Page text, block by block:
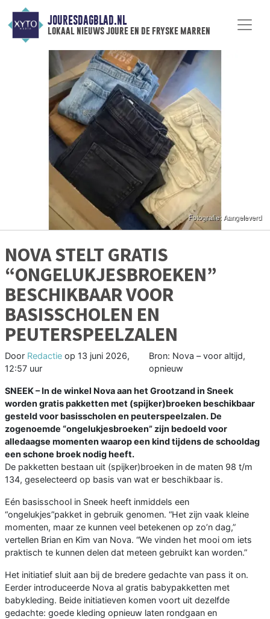
JOURESDAGBLAD.NL
lokaal nieuws joure en de fryske marren
NOVA STELT GRATIS
“ONGELUKJESBROEKEN”
BESCHIKBAAR VOOR
BASISSCHOLEN EN
PEUTERSPEELZALEN
Door Redactie op 13 juni 2026,
12:57 uur
Bron: Nova – voor altijd,
opnieuw
SNEEK – In de winkel Nova aan het Grootzand in Sneek
worden gratis pakketten met (spijker)broeken beschikbaar
gesteld voor basisscholen en peuterspeelzalen. De
zogenoemde “ongelukjesbroeken” zijn bedoeld voor
alledaagse momenten waarop een kind tijdens de schooldag
een schone broek nodig heeft.
De pakketten bestaan uit (spijker)broeken in de maten 98 t/m
134, geselecteerd op basis van wat er beschikbaar is.
Eén basisschool in Sneek heeft inmiddels een
“ongelukjes”pakket in gebruik genomen. “Het zijn vaak kleine
momenten, maar ze kunnen veel betekenen op zo’n dag,”
vertellen Brian en Kim van Nova. “We vinden het mooi om iets
praktisch te kunnen delen dat meteen gebruikt kan worden.”
Het initiatief sluit aan bij de bredere gedachte van pass it on.
Eerder introduceerde Nova al gratis babypakketten met
babykleding. Beide initiatieven komen voort uit dezelfde
gedachte: goede kleding opnieuw laten rondgaan en